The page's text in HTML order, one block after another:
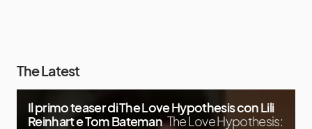
The Latest
Il primo teaser di The Love Hypothesis con Lili
Reinhart e Tom Bateman The Love Hypothesis: